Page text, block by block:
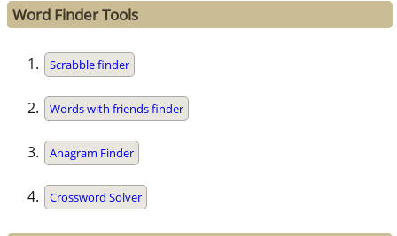
Word Finder Tools
Scrabble finder
Words with friends finder
Anagram Finder
Crossword Solver